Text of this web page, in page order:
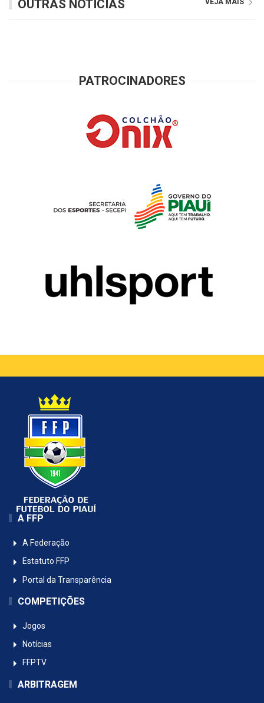
OUTRAS NOTÍCIAS
PATROCINADORES
A FFP
A Federação
Estatuto FFP
Portal da Transparência
COMPETIÇÕES
Jogos
Notícias
FFPTV
ARBITRAGEM